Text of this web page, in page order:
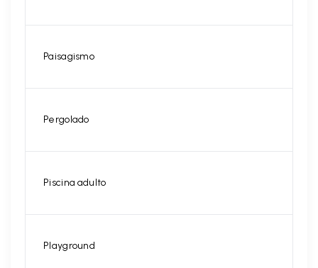
Paisagismo
Pergolado
Piscina adulto
Playground